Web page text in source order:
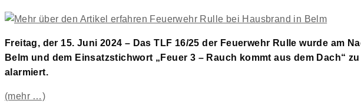
Freitag, der 15. Juni 2024 – Das TLF 16/25 der Feuerwehr Rulle wurde am
Belm und dem Einsatzstichwort „Feuer 3 – Rauch kommt aus dem Dach“
alarmiert.
(mehr …)